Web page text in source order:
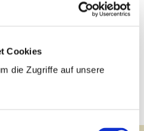
Cookies
die Zugriffe auf unsere
uns ganz einfach
contact@iuf.li